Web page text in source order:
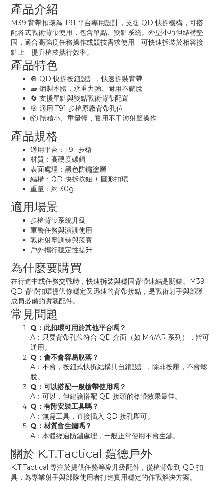
產品介紹
M39 背帶扣環為 T91 平台專用設計，支援 QD 快拆機構，可搭
配各式戰術背帶使用，包含單點、雙點系統。外型小巧但結構堅
固，適合高強度任務操作或競技需求使用，可快速拆裝於相容接
點上，提升槍枝攜行效率。
產品特色
🔘 QD 快拆按鈕設計，快速拆裝背帶
🧱 鋼製本體，承重力強、耐用不鬆脫
🔄 支援單點與雙點戰術背帶配置
🎯 適用 T91 步槍原廠背帶孔位
📦 體積小、重量輕，實用不干涉射擊操作
產品規格
適用平台：T91 步槍
材質：高硬度碳鋼
表面處理：黑色防鏽塗層
結構：QD 快拆按鈕 + 圓形扣環
重量：約 30g
適用場景
步槍背帶系統升級
軍警任務與演訓使用
戰術射擊訓練與競賽
戶外攜行穩定性提升
為什麼要購買
在行進中或任務交戰時，快速拆裝與穩固背帶連結是關鍵。M39
QD 背帶扣環提供你穩定又迅速的背帶接點，是戰術射手與部隊
成員必備的實戰配件。
常見問題
Q：此扣環可用於其他平台嗎？
A：只要背帶孔位符合 QD 介面（如 M4/AR 系列），皆可
通用。
Q：會不會容易脫落？
A：不會，按鈕式快拆結構具自鎖設計，除非按壓，不會鬆
脫。
Q：可以搭配一般槍帶使用嗎？
A：可以，但建議搭配 QD 接頭的槍帶效果最佳。
Q：有附安裝工具嗎？
A：無需工具，直接插入 QD 接孔即可。
Q：材質會生鏽嗎？
A：本體經過防鏽處理，一般正常使用不會生鏽。
關於 K.T.Tactical 鎧德戶外
K.T.Tactical 專注於提供任務等級升級配件，從槍背帶到 QD 扣
具，為專業射手與部隊使用者打造實用穩定的作戰解決方案。